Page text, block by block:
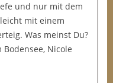
und nur mit dem
mit einem
Was meinst Du?
Nicole